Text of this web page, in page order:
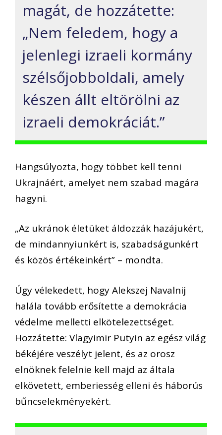
magát, de hozzátette:
„Nem feledem, hogy a
jelenlegi izraeli kormány
szélsőjobboldali, amely
készen állt eltörölni az
izraeli demokráciát.”
Hangsúlyozta, hogy többet kell tenni
Ukrajnáért, amelyet nem szabad magára
hagyni.
„Az ukránok életüket áldozzák hazájukért,
de mindannyiunkért is, szabadságunkért
és közös értékeinkért” – mondta.
Úgy vélekedett, hogy Alekszej Navalnij
halála tovább erősítette a demokrácia
védelme melletti elkötelezettséget.
Hozzátette: Vlagyimir Putyin az egész világ
békéjére veszélyt jelent, és az orosz
elnöknek felelnie kell majd az általa
elkövetett, emberiesség elleni és háborús
bűncselekményekért.